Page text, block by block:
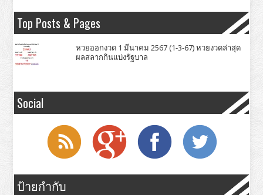
Top Posts & Pages
หวยออกงวด 1 มีนาคม 2567 (1-3-67) หวยงวดล่าสุด
ผลสลากกินแบ่งรัฐบาล
Social
ป้ายกำกับ